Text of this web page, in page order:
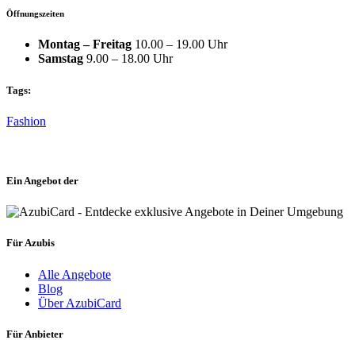
Öffnungszeiten
Montag – Freitag 10.00 – 19.00 Uhr
Samstag 9.00 – 18.00 Uhr
Tags:
Fashion
Ein Angebot der
Für Azubis
Alle Angebote
Blog
Über AzubiCard
Für Anbieter